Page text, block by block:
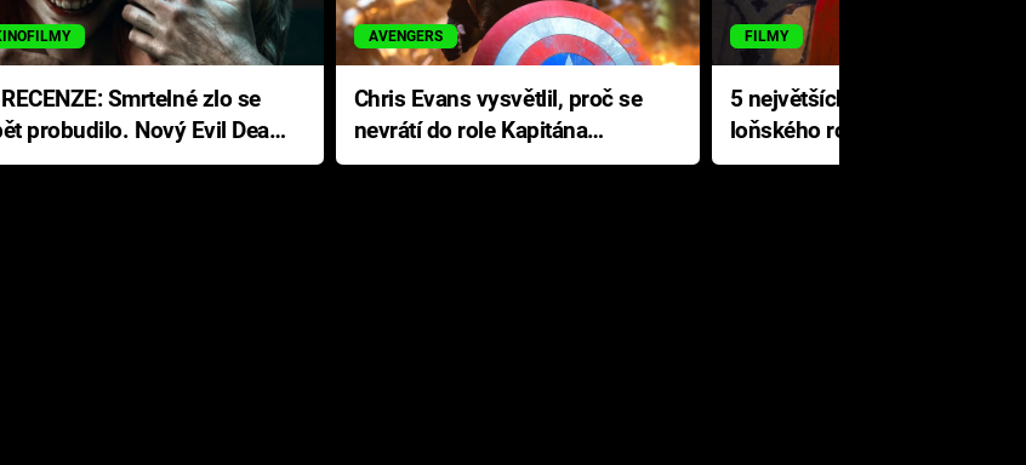
probudilo. Nový Evil Dead
s neodolatelnou
AVENGERS
Chris Evans vysvětlil, proč se
nevrátí do role Kapitána
Ameriky
FILMY
5 největších propadáků
loňského roku: Disney na
jediné katastrofě prodělal 200